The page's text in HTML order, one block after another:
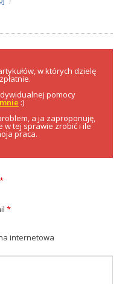
w których dzielę
pomocy
:)
a ja zaproponuję,
w tej sprawie zrobić i ile
praca.
*
*
internetowa